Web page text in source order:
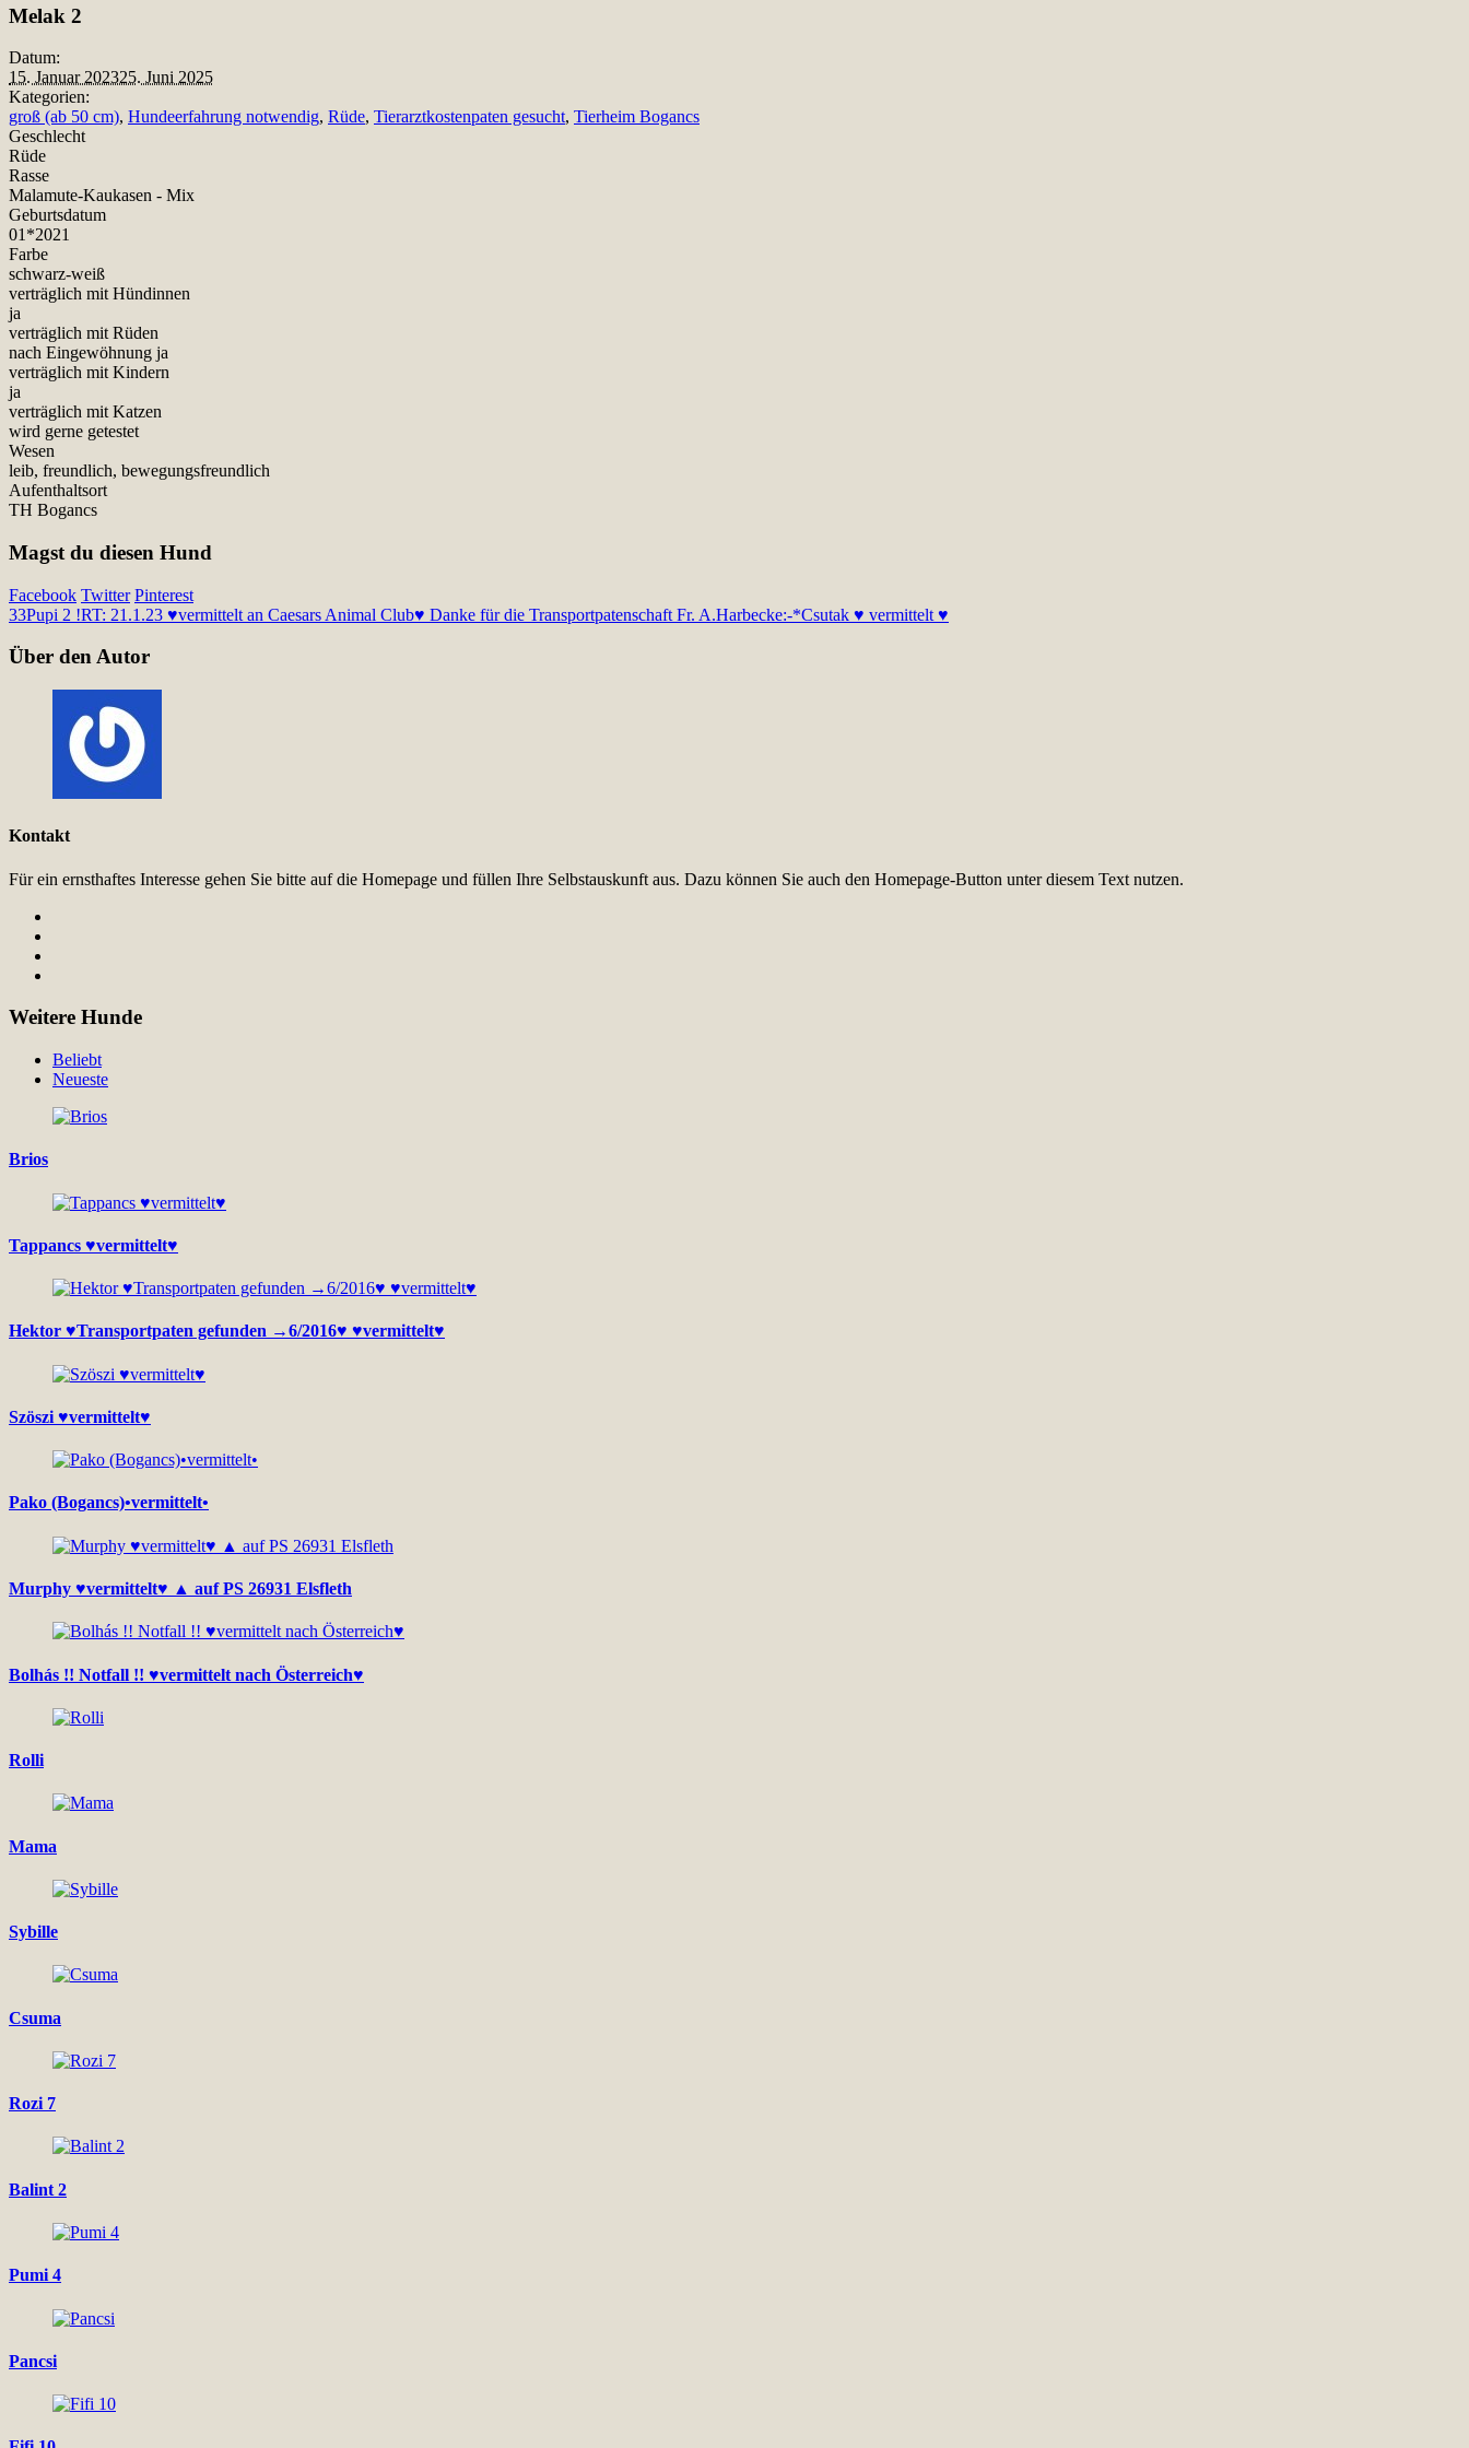
Melak 2
Datum:
15. Januar 202325. Juni 2025
Kategorien:
groß (ab 50 cm), Hundeerfahrung notwendig, Rüde, Tierarztkostenpaten gesucht, Tierheim Bogancs
Geschlecht
Rüde
Rasse
Malamute-Kaukasen - Mix
Geburtsdatum
01*2021
Farbe
schwarz-weiß
verträglich mit Hündinnen
ja
verträglich mit Rüden
nach Eingewöhnung ja
verträglich mit Kindern
ja
verträglich mit Katzen
wird gerne getestet
Wesen
leib, freundlich, bewegungsfreundlich
Aufenthaltsort
TH Bogancs
Magst du diesen Hund
Facebook Twitter Pinterest
33Pupi 2 !RT: 21.1.23 ♥vermittelt an Caesars Animal Club♥ Danke für die Transportpatenschaft Fr. A.Harbecke:-*Csutak ♥ vermittelt ♥
Über den Autor
Kontakt
Für ein ernsthaftes Interesse gehen Sie bitte auf die Homepage und füllen Ihre Selbstauskunft aus. Dazu können Sie auch den Homepage-Button unter diesem Text nutzen.
Weitere Hunde
Beliebt
Neueste
Brios
Tappancs ♥vermittelt♥
Hektor ♥Transportpaten gefunden →6/2016♥ ♥vermittelt♥
Szöszi ♥vermittelt♥
Pako (Bogancs)•vermittelt•
Murphy ♥vermittelt♥ ▲ auf PS 26931 Elsfleth
Bolhás !! Notfall !! ♥vermittelt nach Österreich♥
Rolli
Mama
Sybille
Csuma
Rozi 7
Balint 2
Pumi 4
Pancsi